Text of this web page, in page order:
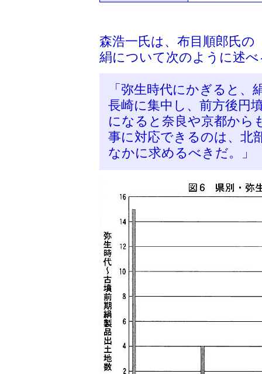
森浩一氏は、布目順郎氏の
絹について次のように述べ
「弥生時代にかぎると
長崎に集中し、前方後円
になると奈良や京都から
事に対応できるのは、北
なかに求めるべきだ。」